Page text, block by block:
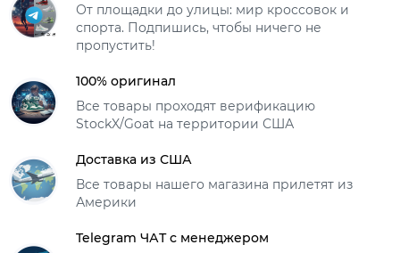
От площадки до улицы: мир кроссовок и
спорта. Подпишись, чтобы ничего не
пропустить!
100% оригинал
Все товары проходят верификацию
StockX/Goat на территории США
Доставка из США
Все товары нашего магазина прилетят из
Америки
Telegram ЧАТ с менеджером